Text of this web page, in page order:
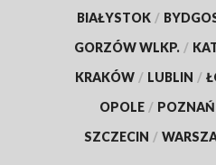
BIAŁYSTOK /
GORZÓW WLKP. /
KRAKÓW / LUBLIN /
OPOLE / POZNAŃ
SZCZECIN /